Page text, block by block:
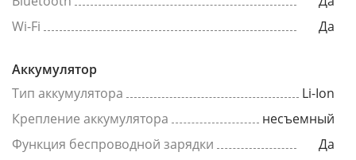
Wi-Fi
Да
Аккумулятор
Тип аккумулятора
Li-Ion
Крепление аккумулятора
несъемный
Функция беспроводной зарядки
Да